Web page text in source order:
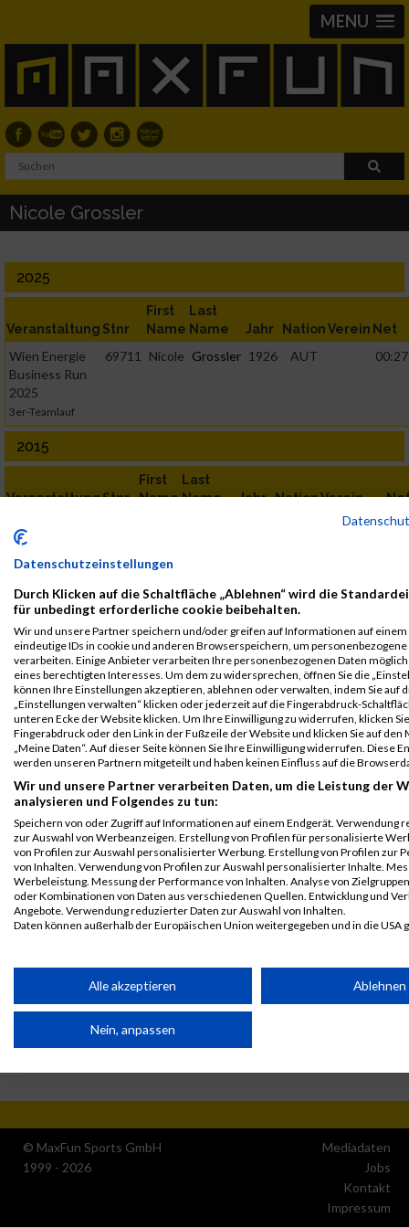
MENU
Nicole Grossler
2025
Veranstaltung Stnr
First
Name
Last
Name
Jahr NationVerein Net
Wien Energie
Business Run
2025
3er-Teamlauf
69711 Nicole Grossler 1926 AUT
2015
VeranstaltungStnr
First
Name
Last
Name
Jahr NationVerein
Run
Vienna Night Run
Ruderclub
2014
VeranstaltungStnr
First
Name
Last
Name
Jahr NationVerein Net
Vienna Night
Run
Vienna Night Run
3697 Nicole Grossler 1997 AUT
WRC
Pirat
Night
Runners
Legende:
GPos = Geschlechter Position, KPos = Kategorie Position, TPos =
Team Position, DNS = Did not start, DNF = Did not finish, DQ =
Disqualifiziert
© MaxFun Sports GmbH
1999 - 2026
Mediadaten
Jobs
Kontakt
Impressum
Datenschutzeinstellungen
Durch Klicken auf die Schaltfläche „Ablehnen“ wird die
für unbedingt erforderliche cookie beibehalten.
Wir und unsere Partner speichern und/oder greifen auf Informationen auf einem
eindeutige IDs in cookie und anderen Browserspeichern, um personenbezogene
verarbeiten. Einige Anbieter verarbeiten Ihre personenbezogenen Daten
eines berechtigten Interesses. Um dem zu widersprechen, öffnen Sie die
können Ihre Einstellungen akzeptieren, ablehnen oder verwalten, indem Sie auf
„Einstellungen verwalten“ klicken oder jederzeit auf die Fingerabdruck-
unteren Ecke der Website klicken. Um Ihre Einwilligung zu widerrufen, klicken
Fingerabdruck oder den Link in der Fußzeile der Website und klicken Sie auf den
„Meine Daten“. Auf dieser Seite können Sie Ihre Einwilligung widerrufen. Diese
werden unseren Partnern mitgeteilt und haben keinen Einfluss auf die
Wir und unsere Partner verarbeiten Daten, um die Leistung der
analysieren und Folgendes zu tun:
Speichern von oder Zugriff auf Informationen auf einem Endgerät. Verwendung
zur Auswahl von Werbeanzeigen. Erstellung von Profilen für personalisierte
von Profilen zur Auswahl personalisierter Werbung. Erstellung von Profilen zur
von Inhalten. Verwendung von Profilen zur Auswahl personalisierter Inhalte.
Werbeleistung. Messung der Performance von Inhalten. Analyse von
oder Kombinationen von Daten aus verschiedenen Quellen. Entwicklung und
Angebote. Verwendung reduzierter Daten zur Auswahl von Inhalten.
Daten können außerhalb der Europäischen Union weitergegeben und in die USA
Partnerliste anzeigen (1 IAB-Anbieter)
Wir nutzen Ihre Daten für folgende Zwecke:
IAB-Verarbeitungszwecke:
Alle akzeptieren Ablehnen
Nein, anpassen